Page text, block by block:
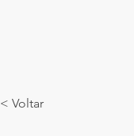
< Voltar